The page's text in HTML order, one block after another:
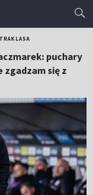
puchary
się z